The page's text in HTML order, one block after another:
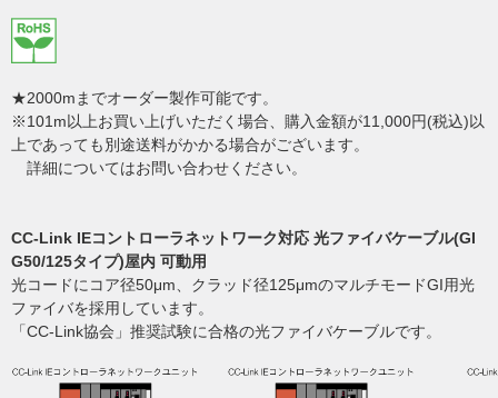
★2000mまでオーダー製作可能です。
※101m以上お買い上げいただく場合、購入金額が11,000円(税込)以
上であっても別途送料がかかる場合がございます。
詳細についてはお問い合わせください。
CC-Link IEコントローラネットワーク対応 光ファイバケーブル(GI
G50/125タイプ)屋内 可動用
光コードにコア径50μm、クラッド径125μmのマルチモードGI用光
ファイバを採用しています。
「CC-Link協会」推奨試験に合格の光ファイバケーブルです。